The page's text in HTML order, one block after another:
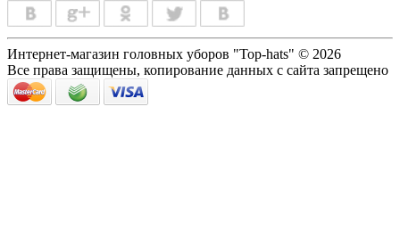
Интернет-магазин головных уборов "Top-hats" © 2026
Все права защищены, копирование данных с сайта запрещено